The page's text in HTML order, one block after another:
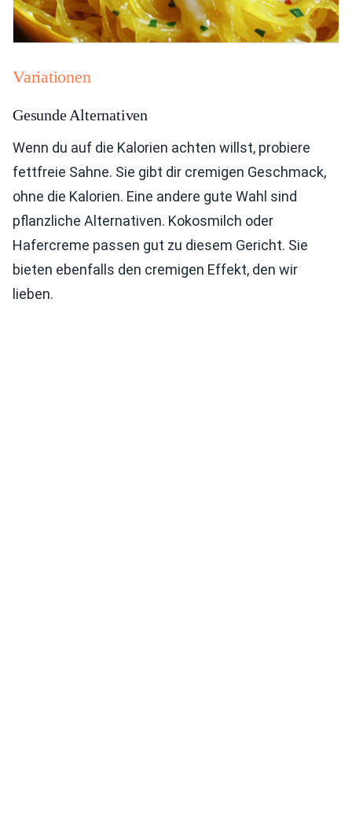
Variationen
Gesunde Alternativen
Wenn du auf die Kalorien achten willst, probiere
fettfreie Sahne. Sie gibt dir cremigen Geschmack,
ohne die Kalorien. Eine andere gute Wahl sind
pflanzliche Alternativen. Kokosmilch oder
Hafercreme passen gut zu diesem Gericht. Sie
bieten ebenfalls den cremigen Effekt, den wir
lieben.